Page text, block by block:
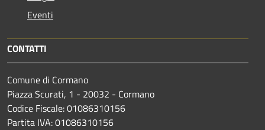
Eventi
CONTATTI
Comune di Cormano
Piazza Scurati, 1 - 20032 - Cormano
Codice Fiscale: 01086310156
Partita IVA: 01086310156